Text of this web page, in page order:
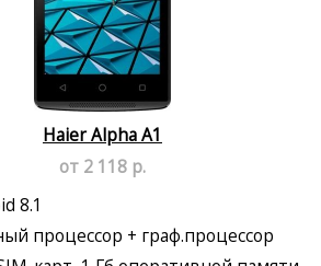
Haier Alpha A1
от 2 118 р.
8.1
процессор + граф.процессор